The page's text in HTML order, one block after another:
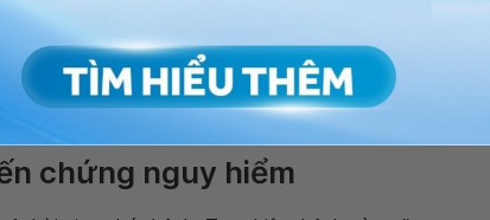
ra, khô lại và bong vảy dần hồi phục trở lại.
cẩn thận, tránh để nhiễm trùng. Kết hợp sử
đậu sẽ để lại sẹo rỗ (lõm) sau khi chúng biến
chứng nguy hiểm